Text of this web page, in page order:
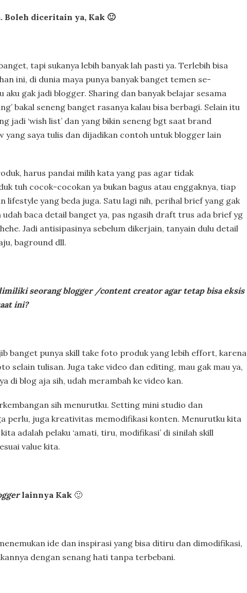
Boleh diceritain ya, Kak 🙂
tapi sukanya lebih banyak lah pasti ya. Terlebih bisa
ini, di dunia maya punya banyak banget temen se-
aku gak jadi blogger. Sharing dan banyak belajar sesama
bakal seneng banget rasanya kalau bisa berbagi. Selain itu
jadi ‘wish list’ dan yang bikin seneng bgt saat brand
yang saya tulis dan dijadikan contoh untuk blogger lain
harus pandai milih kata yang pas agar tidak
tuh cocok-cocokan ya bukan bagus atau enggaknya, tiap
lifestyle yang beda juga. Satu lagi nih, perihal brief yang gak
baca detail banget ya, pas ngasih draft trus ada brief yg
Jadi antisipasinya sebelum dikerjain, tanyain dulu detail
baground dll.
seorang blogger /content creator agar tetap bisa eksis
ini?
banget punya skill take foto produk yang lebih effort, karena
selain tulisan. Juga take video dan editing, mau gak mau ya,
di blog aja sih, udah merambah ke video kan.
sih menurutku. Setting mini studio dan
perlu, juga kreativitas memodifikasi konten. Menurutku kita
adalah pelaku ‘amati, tiru, modifikasi’ di sinilah skill
value kita.
lainnya Kak 🙂
ide dan inspirasi yang bisa ditiru dan dimodifikasi,
dengan senang hati tanpa terbebani.